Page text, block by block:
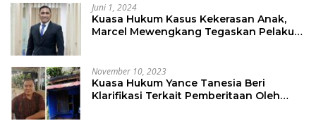
Juni 1, 2024
Kuasa Hukum Kasus Kekerasan Anak,
Marcel Mewengkang Tegaskan Pelaku
November 10, 2023
Kuasa Hukum Yance Tanesia Beri
Klarifikasi Terkait Pemberitaan Oleh